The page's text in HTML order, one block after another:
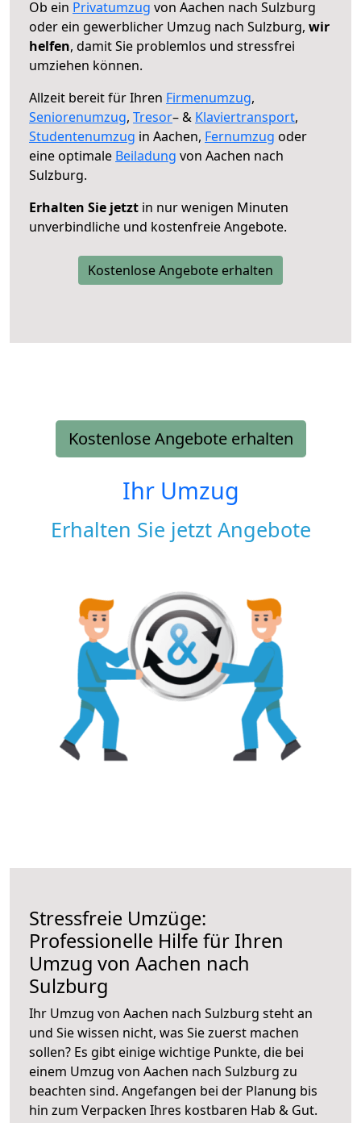
Ob ein Privatumzug von Aachen nach Sulzburg
oder ein gewerblicher Umzug nach Sulzburg, wir
helfen, damit Sie problemlos und stressfrei
umziehen können.
Allzeit bereit für Ihren Firmenumzug,
Seniorenumzug, Tresor– & Klaviertransport,
Studentenumzug in Aachen, Fernumzug oder
eine optimale Beiladung von Aachen nach
Sulzburg.
Erhalten Sie jetzt in nur wenigen Minuten
unverbindliche und kostenfreie Angebote.
Kostenlose Angebote erhalten
Kostenlose Angebote erhalten
Ihr Umzug
Erhalten Sie jetzt Angebote
Stressfreie Umzüge:
Professionelle Hilfe für Ihren
Umzug von Aachen nach
Sulzburg
Ihr Umzug von Aachen nach Sulzburg steht an
und Sie wissen nicht, was Sie zuerst machen
sollen? Es gibt einige wichtige Punkte, die bei
einem Umzug von Aachen nach Sulzburg zu
beachten sind. Angefangen bei der Planung bis
hin zum Verpacken Ihres kostbaren Hab & Gut.